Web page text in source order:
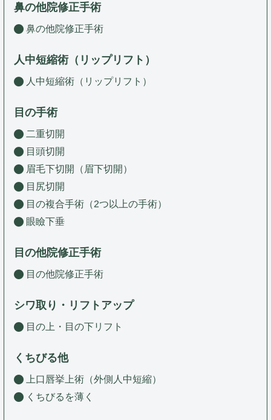
鼻の他院修正手術
鼻の他院修正手術
人中短縮術（リップリフト）
人中短縮術（リップリフト）
目の手術
二重切開
目頭切開
眉毛下切開（眉下切開）
目尻切開
目の複合手術（2つ以上の手術）
眼瞼下垂
目の他院修正手術
目の他院修正手術
シワ取り・リフトアップ
目の上・目の下リフト
くちびる他
上口唇挙上術（外側人中短縮）
くちびるを薄く